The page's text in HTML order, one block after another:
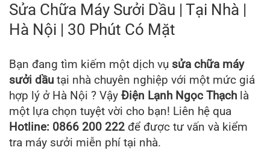
Sửa Chữa Máy Sưởi Dầu | Tại Nhà |
Hà Nội | 30 Phút Có Mặt
Bạn đang tìm kiếm một dịch vụ sửa chữa máy
sưởi dầu tại nhà chuyên nghiệp với một mức giá
hợp lý ở Hà Nội ? Vậy Điện Lạnh Ngọc Thạch là
một lựa chọn tuyệt vời cho bạn! Liên hệ qua
Hotline: 0866 200 222 để được tư vấn và kiểm
tra máy sưởi miễn phí tại nhà.